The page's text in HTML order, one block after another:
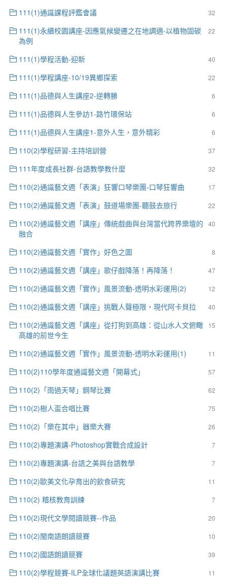
32
111(1)通識課程評鑑會議
22
111(1)永續校園講座-因應氣候變遷之在地調適-以植物固碳
為例
40
111(1)學程活動-迎新
22
111(1)學程講座-10/19異鄉探索
6
111(1)品德與人生講座2-逆轉勝
6
111(1)品德與人生參訪1-路竹環保站
6
111(1)品德與人生講座1-意外人生，意外精彩
37
110(2)學程研習-主持培訓營
32
111年度成長社群-台語教學教什麼
17
110(2)通識藝文週「表演」狂響口琴樂團-口琴狂響曲
22
110(2)通識藝文週「表演」鼓道場樂團-聽鼓去旅行
40
110(2)通識藝文週「講座」傳統戲曲與台灣當代跨界樂壇的
融合
8
110(2)通識藝文週「實作」好色之圖
47
110(2)通識藝文週「講座」歌仔戲降落！再降落！
12
110(2)通識藝文週「實作」風景流動-透明水彩運用(2)
40
110(2)通識藝文週「講座」挑戰人聲極限，現代阿卡貝拉
15
110(2)通識藝文週「講座」從打狗到高雄：從山水人文俯瞰
高雄的前世今生
11
110(2)通識藝文週「實作」風景流動-透明水彩運用(1)
57
110(2)110學年度通識藝文週「開幕式」
62
110(2)「雨過天琴」鋼琴比賽
75
110(2)樹人盃合唱比賽
26
110(2)「樂在其中」器樂大賽
7
110(2)專題演講-Photoshop實戰合成設計
7
110(2)專題演講-台語之美與台語教學
11
110(2)歐美文化孕育出的飲食研究
7
110(2) 稽核教育訓練
20
110(2)現代文學閱讀競賽--作品
10
110(2)閩南語朗讀競賽
39
110(2)國語朗讀競賽
11
110(2)學程競賽-ILP全球化議題英語演講比賽